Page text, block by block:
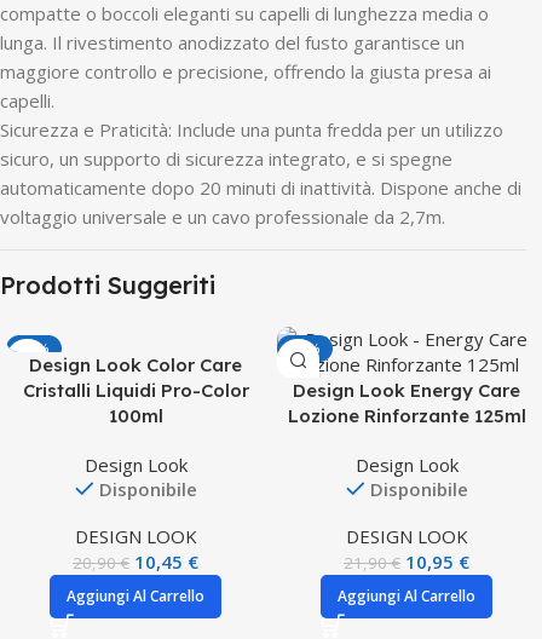
compatte o boccoli eleganti su capelli di lunghezza media o
lunga. Il rivestimento anodizzato del fusto garantisce un
maggiore controllo e precisione, offrendo la giusta presa ai
capelli.
Sicurezza e Praticità: Include una punta fredda per un utilizzo
sicuro, un supporto di sicurezza integrato, e si spegne
automaticamente dopo 20 minuti di inattività. Dispone anche di
voltaggio universale e un cavo professionale da 2,7m.
Prodotti Suggeriti
-50%
Design Look Color Care
Cristalli Liquidi Pro-Color
100ml
Design Look
Disponibile
DESIGN LOOK
20,90€ 10,45 €
Aggiungi Al Carrello
-50%
Design Look Energy Care
Lozione Rinforzante 125ml
Design Look
Disponibile
DESIGN LOOK
21,90€ 10,95 €
Aggiungi Al Carrello